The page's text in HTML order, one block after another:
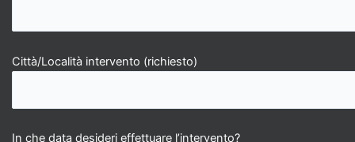
Città/Località intervento (richiesto)
In che data desideri effettuare l’intervento?